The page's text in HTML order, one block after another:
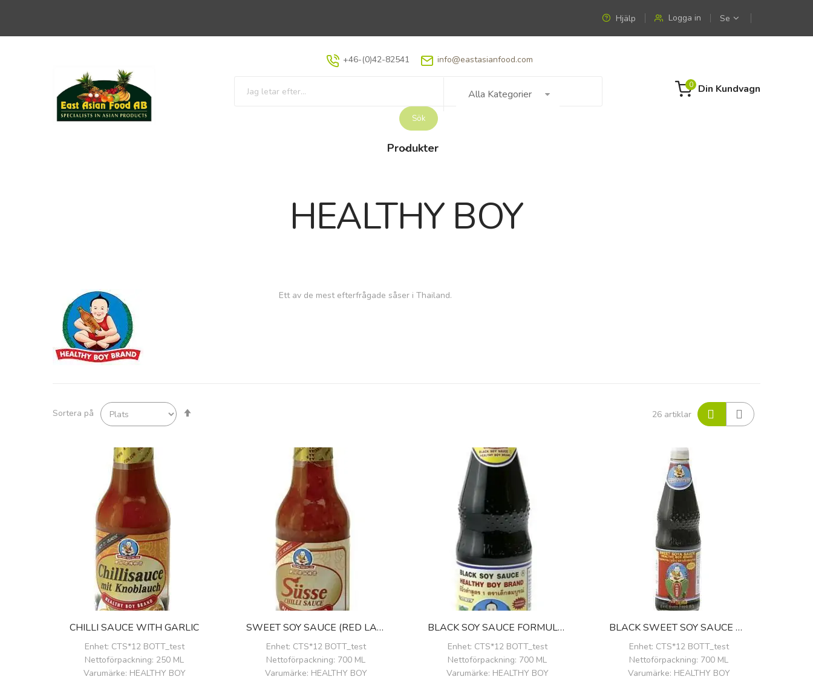
Hjälp Logga in Se
+46-(0)42-82541 info@eastasianfood.com
Alla Kategorier
Sök
0 Din Kundvagn
Produkter
HEALTHY BOY
Ett av de mest efterfrågade såser i Thailand.
Visa
som
26 artiklar
Sortera på
CHILLI SAUCE WITH GARLIC
Enhet: CTS*12 BOTT_test
Nettoförpackning: 250 ML
Varumärke: HEALTHY BOY
SWEET SOY SAUCE (RED LABEL)
Enhet: CTS*12 BOTT_test
Nettoförpackning: 700 ML
Varumärke: HEALTHY BOY
BLACK SOY SAUCE FORMULA 1 (970 GR)
Enhet: CTS*12 BOTT_test
Nettoförpackning: 700 ML
Varumärke: HEALTHY BOY
BLACK SWEET SOY SAUCE GREEN LABEL
Enhet: CTS*12 BOTT_test
Nettoförpackning: 700 ML
Varumärke: HEALTHY BOY